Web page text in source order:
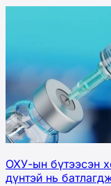
ОХУ-ын бүтээсэн
дүнтэй нь